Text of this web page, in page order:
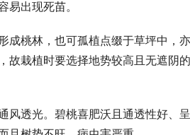
易出现死苗。
成桃林，也可孤植点缀于草坪中，
故栽植时要选择地势较高且无遮阴
风透光。碧桃喜肥沃且通透性好、